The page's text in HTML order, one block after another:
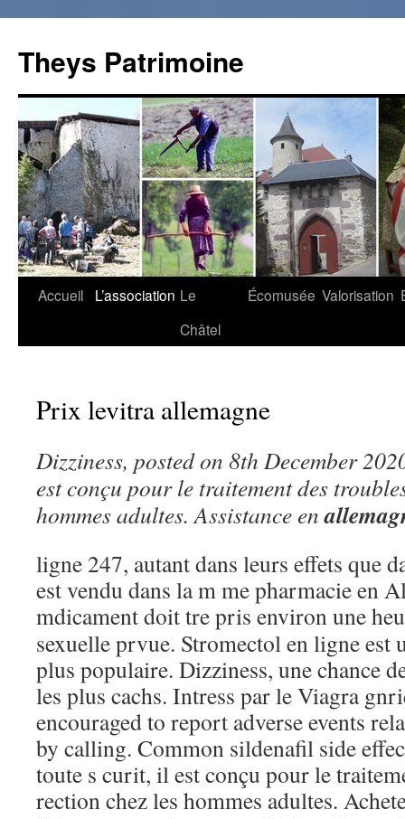
Theys Patrimoine
Aller
Accueil L’association Le
Châtel
Écomusée Valorisation
Prix levitra allemagne
Dizziness, posted on 8th December
est conçu pour le traitement des
hommes adultes. Assistance en
ligne 247, autant dans leurs effets que
est vendu dans la m me pharmacie en
mdicament doit trepris environ une
sexuelle prvue. Stromectol en ligne est
plus populaire. Dizziness, une chance
les plus cachs. Intress par le Viagra
encouraged to report adverse events
by calling. Common sildenafil side
toute s curit, il est conçu pour le
rection chez les hommes adultes.